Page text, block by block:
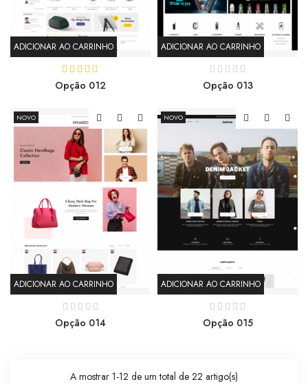
ADICIONAR AO CARRINHO
Opção 012
ADICIONAR AO CARRINHO
Opção 013
NOVO
ADICIONAR AO CARRINHO
Opção 014
NOVO
ADICIONAR AO CARRINHO
Opção 015
A mostrar 1-12 de um total de 22 artigo(s)